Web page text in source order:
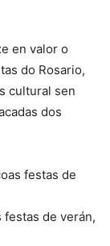
en valor o
do Rosario,
cultural sen
dos
festas de
festas de verán,